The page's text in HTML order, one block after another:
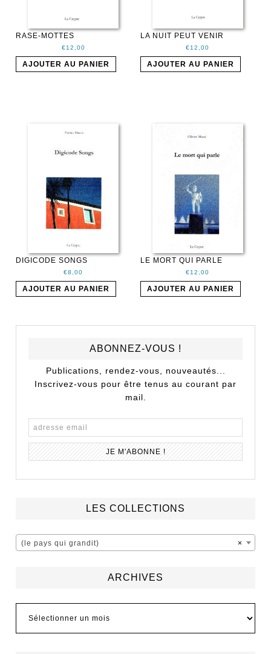
RASE-MOTTES
€12,00
AJOUTER AU PANIER
LA NUIT PEUT VENIR
€12,00
AJOUTER AU PANIER
DIGICODE SONGS
€8,00
AJOUTER AU PANIER
LE MORT QUI PARLE
€12,00
AJOUTER AU PANIER
ABONNEZ-VOUS !
Publications, rendez-vous, nouveautés...
Inscrivez-vous pour être tenus au courant par
mail.
LES COLLECTIONS
×
(le pays qui grandit)
ARCHIVES